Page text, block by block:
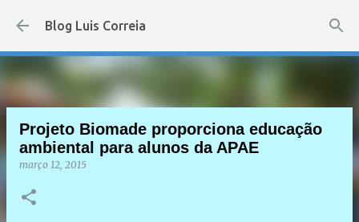
Pular para o conteúdo principal
Blog Luis Correia
Projeto Biomade proporciona educação
ambiental para alunos da APAE
março 12, 2015